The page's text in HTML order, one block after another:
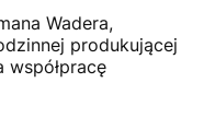
Wadera,
produkującej